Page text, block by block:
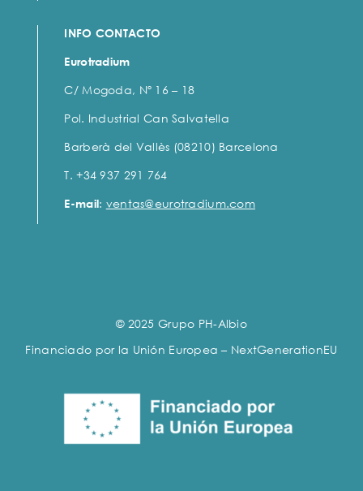
INFO CONTACTO
Eurotradium
C/ Mogoda, Nº 16 – 18
Pol. Industrial Can Salvatella
Barberà del Vallès (08210) Barcelona
T. +34 937 291 764
E-mail: ventas@eurotradium.com
© 2025 Grupo PH-Albio
Financiado por la Unión Europea – NextGenerationEU